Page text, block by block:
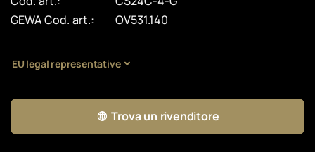
GEWA Cod. art.:
OV531.140
EU legal representative
Trova un rivenditore